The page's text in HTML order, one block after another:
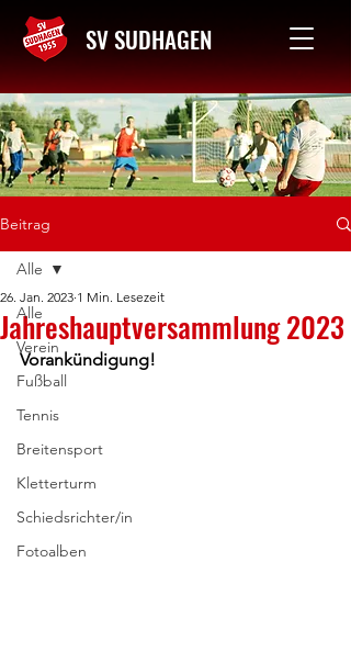
SV SUDHAGEN
Kontakt
Beitrag
Alle
Verein
Fußball
Tennis
Breitensport
Kletterturm
Schiedsrichter/in
Fotoalben
Alle
Jahreshauptversammlung 2023
26. Jan. 2023 1 Min. Lesezeit
Vorankündigung!